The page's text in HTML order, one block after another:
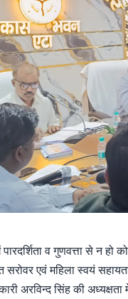
पारदर्शिता व गुणवत्ता से न
सरोवर एवं महिला स्वयं
अरविन्द सिंह की अध्यक्षता